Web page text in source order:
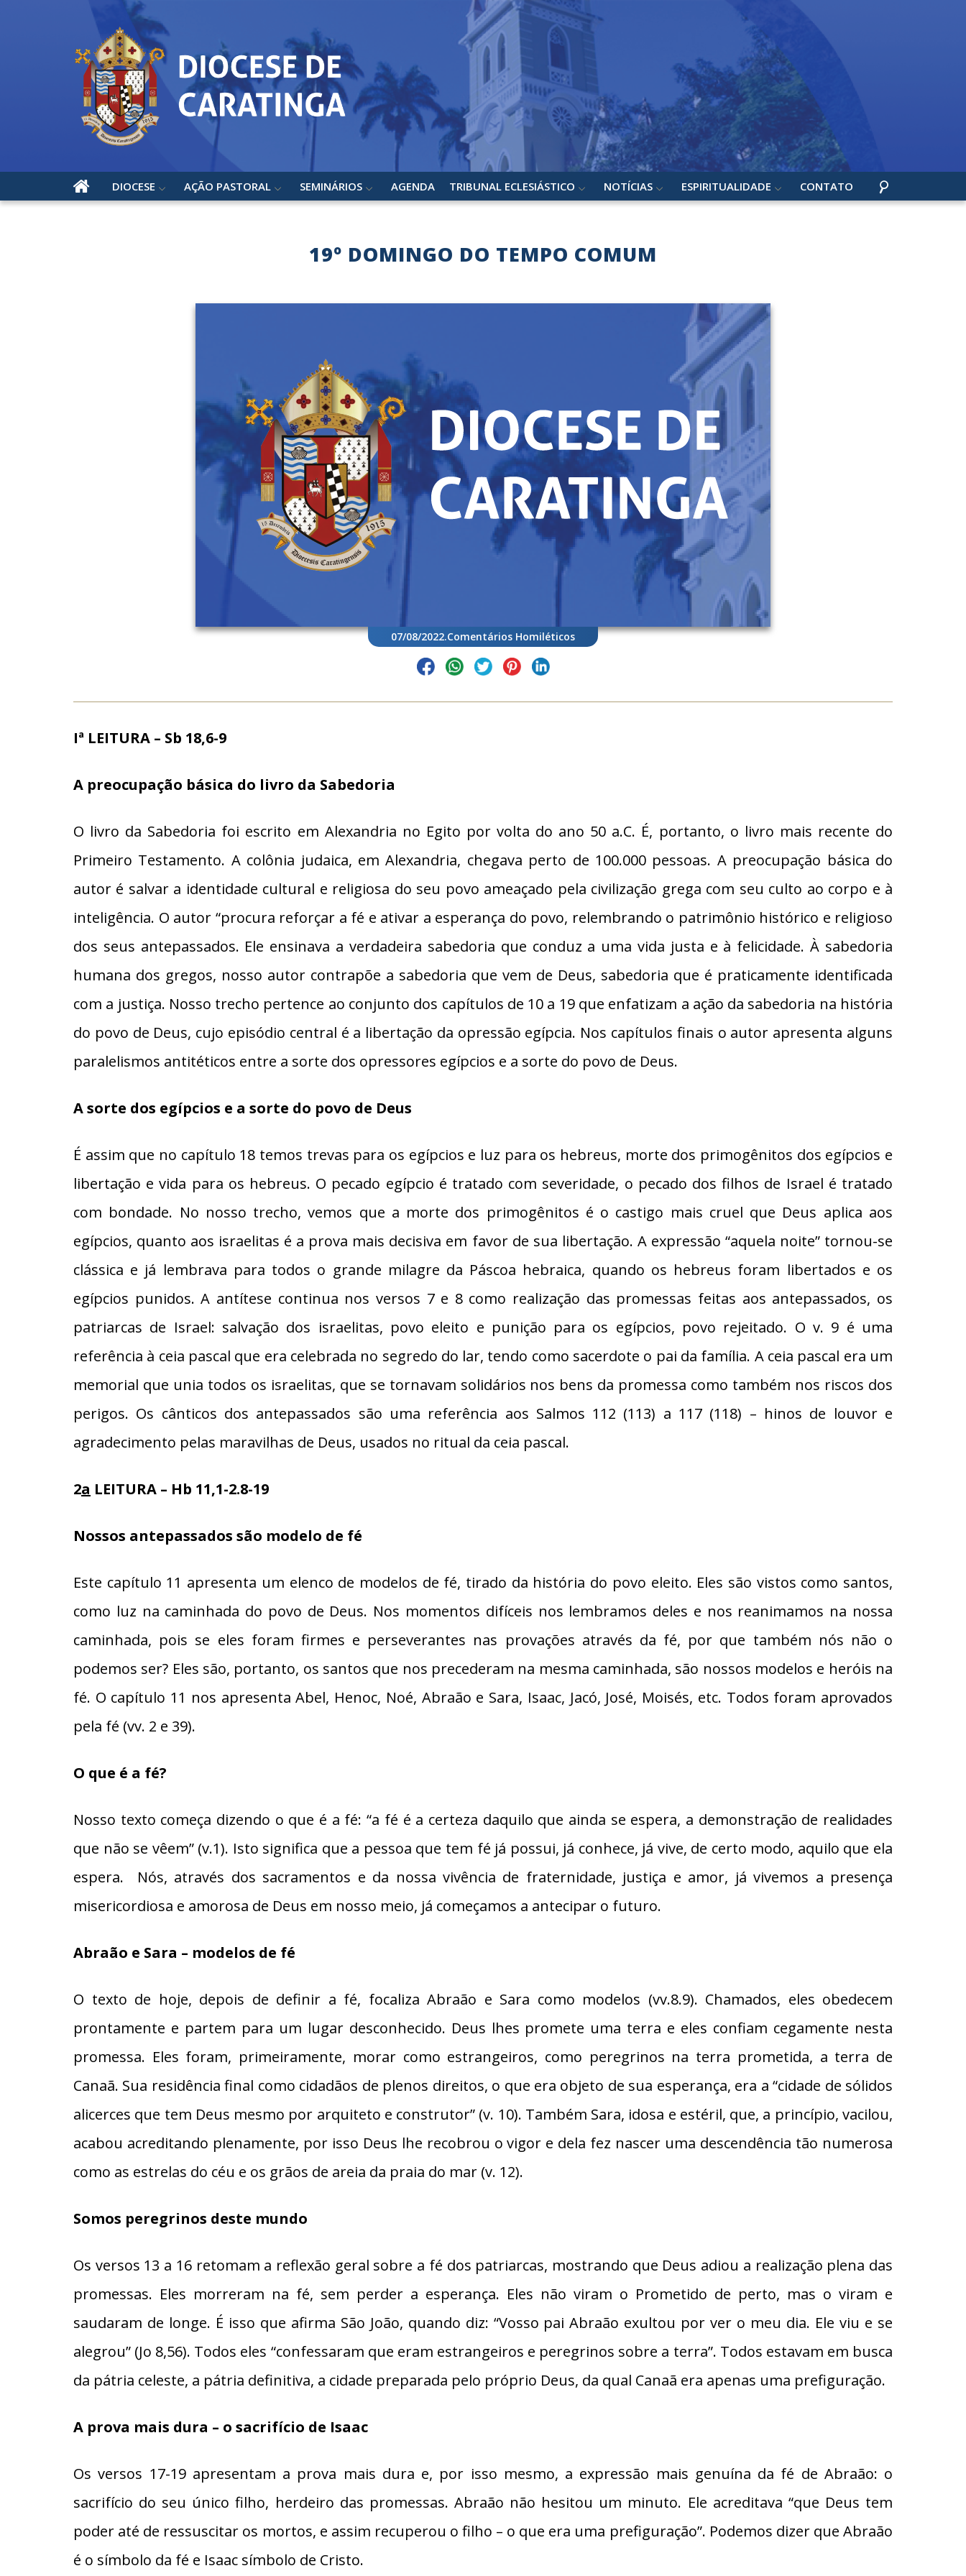
DIOCESE AÇÃO PASTORAL SEMINÁRIOS AGENDA TRIBUNAL ECLESIÁSTICO NOTÍCIAS ESPIRITUALIDADE CONTATO
19º DOMINGO DO TEMPO COMUM
07/08/2022.Comentários Homiléticos
Iª LEITURA – Sb 18,6-9
A preocupação básica do livro da Sabedoria
O livro da Sabedoria foi escrito em Alexandria no Egito por volta do ano 50 a.C. É, portanto, o livro mais recente do
Primeiro Testamento. A colônia judaica, em Alexandria, chegava perto de 100.000 pessoas. A preocupação básica do
autor é salvar a identidade cultural e religiosa do seu povo ameaçado pela civilização grega com seu culto ao corpo e à
inteligência. O autor “procura reforçar a fé e ativar a esperança do povo, relembrando o patrimônio histórico e religioso
dos seus antepassados. Ele ensinava a verdadeira sabedoria que conduz a uma vida justa e à felicidade. À sabedoria
humana dos gregos, nosso autor contrapõe a sabedoria que vem de Deus, sabedoria que é praticamente identificada
com a justiça. Nosso trecho pertence ao conjunto dos capítulos de 10 a 19 que enfatizam a ação da sabedoria na história
do povo de Deus, cujo episódio central é a libertação da opressão egípcia. Nos capítulos finais o autor apresenta alguns
paralelismos antitéticos entre a sorte dos opressores egípcios e a sorte do povo de Deus.
A sorte dos egípcios e a sorte do povo de Deus
É assim que no capítulo 18 temos trevas para os egípcios e luz para os hebreus, morte dos primogênitos dos egípcios e
libertação e vida para os hebreus. O pecado egípcio é tratado com severidade, o pecado dos filhos de Israel é tratado
com bondade. No nosso trecho, vemos que a morte dos primogênitos é o castigo mais cruel que Deus aplica aos
egípcios, quanto aos israelitas é a prova mais decisiva em favor de sua libertação. A expressão “aquela noite” tornou-se
clássica e já lembrava para todos o grande milagre da Páscoa hebraica, quando os hebreus foram libertados e os
egípcios punidos. A antítese continua nos versos 7 e 8 como realização das promessas feitas aos antepassados, os
patriarcas de Israel: salvação dos israelitas, povo eleito e punição para os egípcios, povo rejeitado. O v. 9 é uma
referência à ceia pascal que era celebrada no segredo do lar, tendo como sacerdote o pai da família. A ceia pascal era um
memorial que unia todos os israelitas, que se tornavam solidários nos bens da promessa como também nos riscos dos
perigos. Os cânticos dos antepassados são uma referência aos Salmos 112 (113) a 117 (118) – hinos de louvor e
agradecimento pelas maravilhas de Deus, usados no ritual da ceia pascal.
2a LEITURA – Hb 11,1-2.8-19
Nossos antepassados são modelo de fé
Este capítulo 11 apresenta um elenco de modelos de fé, tirado da história do povo eleito. Eles são vistos como santos,
como luz na caminhada do povo de Deus. Nos momentos difíceis nos lembramos deles e nos reanimamos na nossa
caminhada, pois se eles foram firmes e perseverantes nas provações através da fé, por que também nós não o
podemos ser? Eles são, portanto, os santos que nos precederam na mesma caminhada, são nossos modelos e heróis na
fé. O capítulo 11 nos apresenta Abel, Henoc, Noé, Abraão e Sara, Isaac, Jacó, José, Moisés, etc. Todos foram aprovados
pela fé (vv. 2 e 39).
O que é a fé?
Nosso texto começa dizendo o que é a fé: “a fé é a certeza daquilo que ainda se espera, a demonstração de realidades
que não se vêem” (v.1). Isto significa que a pessoa que tem fé já possui, já conhece, já vive, de certo modo, aquilo que ela
espera. Nós, através dos sacramentos e da nossa vivência de fraternidade, justiça e amor, já vivemos a presença
misericordiosa e amorosa de Deus em nosso meio, já começamos a antecipar o futuro.
Abraão e Sara – modelos de fé
O texto de hoje, depois de definir a fé, focaliza Abraão e Sara como modelos (vv.8.9). Chamados, eles obedecem
prontamente e partem para um lugar desconhecido. Deus lhes promete uma terra e eles confiam cegamente nesta
promessa. Eles foram, primeiramente, morar como estrangeiros, como peregrinos na terra prometida, a terra de
Canaã. Sua residência final como cidadãos de plenos direitos, o que era objeto de sua esperança, era a “cidade de sólidos
alicerces que tem Deus mesmo por arquiteto e construtor” (v. 10). Também Sara, idosa e estéril, que, a princípio, vacilou,
acabou acreditando plenamente, por isso Deus lhe recobrou o vigor e dela fez nascer uma descendência tão numerosa
como as estrelas do céu e os grãos de areia da praia do mar (v. 12).
Somos peregrinos deste mundo
Os versos 13 a 16 retomam a reflexão geral sobre a fé dos patriarcas, mostrando que Deus adiou a realização plena das
promessas. Eles morreram na fé, sem perder a esperança. Eles não viram o Prometido de perto, mas o viram e
saudaram de longe. É isso que afirma São João, quando diz: “Vosso pai Abraão exultou por ver o meu dia. Ele viu e se
alegrou” (Jo 8,56). Todos eles “confessaram que eram estrangeiros e peregrinos sobre a terra”. Todos estavam em busca
da pátria celeste, a pátria definitiva, a cidade preparada pelo próprio Deus, da qual Canaã era apenas uma prefiguração.
A prova mais dura – o sacrifício de Isaac
Os versos 17-19 apresentam a prova mais dura e, por isso mesmo, a expressão mais genuína da fé de Abraão: o
sacrifício do seu único filho, herdeiro das promessas. Abraão não hesitou um minuto. Ele acreditava “que Deus tem
poder até de ressuscitar os mortos, e assim recuperou o filho – o que era uma prefiguração”. Podemos dizer que Abraão
é o símbolo da fé e Isaac símbolo de Cristo.